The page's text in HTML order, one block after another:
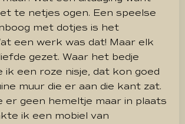
te netjes ogen. Een speelse
met dotjes is het
een werk was dat! Maar elk
gezet. Waar het bedje
ik een roze nisje, dat kon goed
muur die er aan die kant zat.
er geen hemeltje maar in plaats
ik een mobiel van